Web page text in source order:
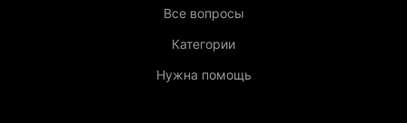
Все вопросы
Категории
Нужна помощь